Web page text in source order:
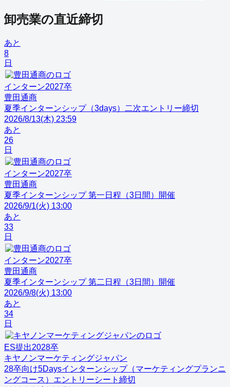
卸売業の直近締切
あと
8
日
インターン2027卒
豊田通商
夏季インターンシップ（3days）二次エントリー締切
2026/8/13(木) 23:59
あと
26
日
インターン2027卒
豊田通商
夏季インターンシップ 第一日程（3日間）開催
2026/9/1(火) 13:00
あと
33
日
インターン2027卒
豊田通商
夏季インターンシップ 第二日程（3日間）開催
2026/9/8(火) 13:00
あと
34
日
ES提出2028卒
キヤノンマーケティングジャパン
28卒向け5Daysインターンシップ（マーケティングプランニ
ングコース）エントリーシート締切